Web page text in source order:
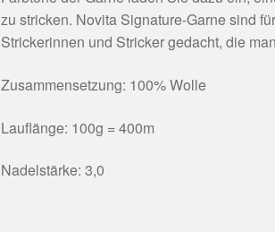
zu stricken. Novita Signature-Garne sind
Strickerinnen und Stricker gedacht, die
Zusammensetzung: 100% Wolle
Lauflänge: 100g = 400m
Nadelstärke: 3,0